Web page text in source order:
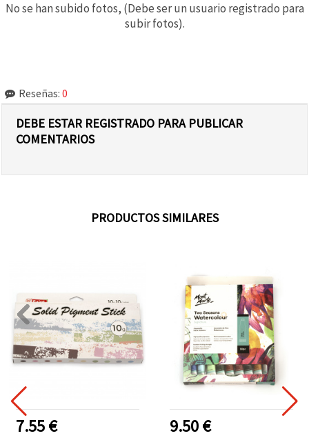
No se han subido fotos, (Debe ser un usuario registrado para
subir fotos).
Reseñas: 0
DEBE ESTAR REGISTRADO PARA PUBLICAR
COMENTARIOS
PRODUCTOS SIMILARES
7.55 € 9.50 €